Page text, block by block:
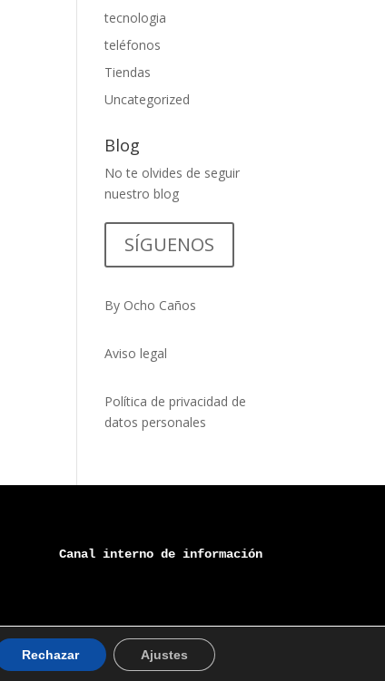
tecnologia
teléfonos
Tiendas
Uncategorized
Blog
No te olvides de seguir
nuestro blog
SÍGUENOS
By Ocho Caños
Aviso legal
Política de privacidad de
datos personales
Canal interno de información
Rechazar Ajustes